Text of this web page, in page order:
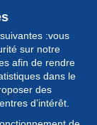
:vous
sur notre
afin de rendre
dans le
des
d’intérêt.